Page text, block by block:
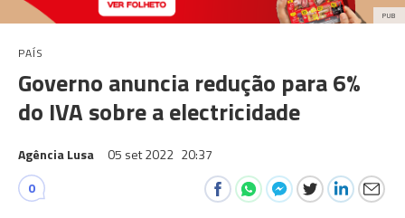
PUB
PAÍS
Governo anuncia redução para 6%
do IVA sobre a electricidade
Agência Lusa 05 set 2022 20:37
0